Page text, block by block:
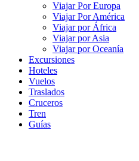
Viajar Por Europa
Viajar Por América
Viajar por África
Viajar por Asia
Viajar por Oceanía
Excursiones
Hoteles
Vuelos
Traslados
Cruceros
Tren
Guías